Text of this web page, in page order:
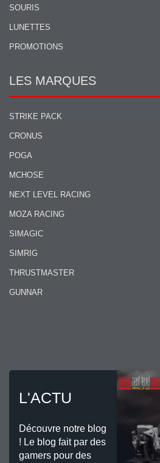
SOURIS
LUNETTES
PROMOTIONS
LES MARQUES
STRIKE PACK
CRONUS
POGA
MCHOSE
NEXT LEVEL RACING
MOZA RACING
SIMAGIC
SIMRIG
THRUSTMASTER
GUNNAR
L'ACTU
Découvre notre blog
! Le blog fait par des
gamers pour des